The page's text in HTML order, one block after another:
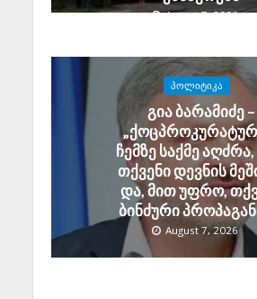
August 7, 2026
ᲞᲝᲚᲘᲢᲘᲙᲐ
გია ბარამიძე –
ჩემზე საქმე
თქვენი დევნის
და, მით უფრო,
ბინძური
August 7, 2026